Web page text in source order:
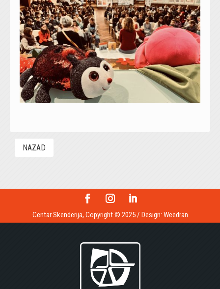
NAZAD
Centar Skenderija, Copyright © 2025 / Design: Weedran